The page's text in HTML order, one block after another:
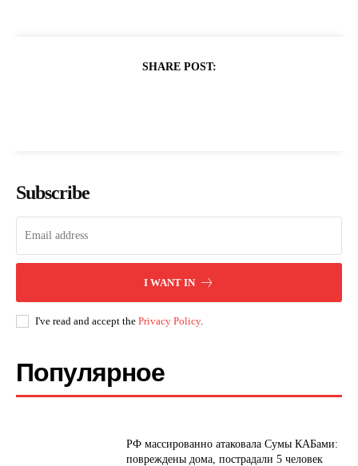
SHARE POST:
Subscribe
I WANT IN
I've read and accept the Privacy Policy.
Популярное
РФ массированно атаковала Сумы КАБами:
повреждены дома, пострадали 5 человек